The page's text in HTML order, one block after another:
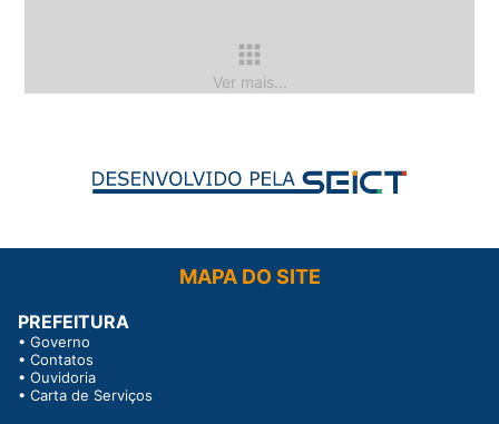
apps
Ver mais...
MAPA DO SITE
PREFEITURA
• Governo
• Contatos
• Ouvidoria
• Carta de Serviços